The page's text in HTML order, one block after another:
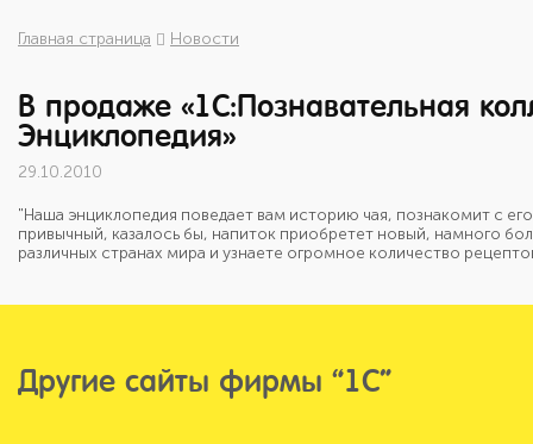
Главная страница Новости
В продаже «1С:Познавательная
Энциклопедия»
29.10.2010
"Наша энциклопедия поведает вам историю чая, познакомит с
привычный, казалось бы, напиток приобретет новый, намного
различных странах мира и узнаете огромное количество
Другие сайты фирмы “1С”